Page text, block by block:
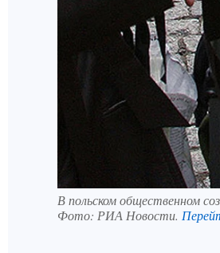
В польском общественном
Фото: РИА Новости.